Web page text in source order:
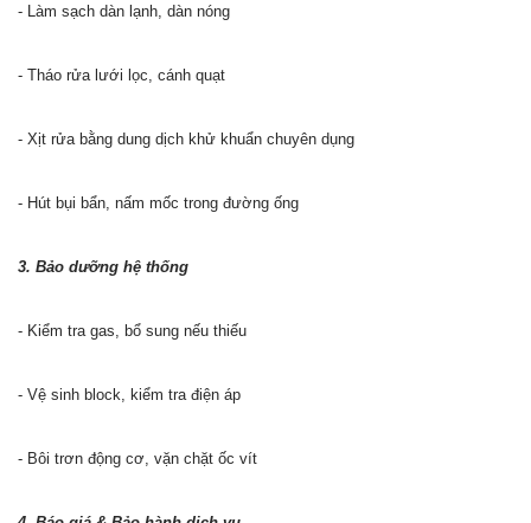
- Làm sạch dàn lạnh, dàn nóng
- Tháo rửa lưới lọc, cánh quạt
- Xịt rửa bằng dung dịch khử khuẩn chuyên dụng
- Hút bụi bẩn, nấm mốc trong đường ống
3. Bảo dưỡng hệ thống
- Kiểm tra gas, bổ sung nếu thiếu
- Vệ sinh block, kiểm tra điện áp
- Bôi trơn động cơ, vặn chặt ốc vít